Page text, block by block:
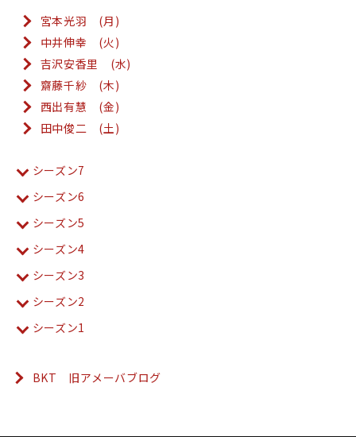
宮本光羽 (月)
中井伸幸 (火)
吉沢安香里 (水)
齋藤千紗 (木)
西出有慧 (金)
田中俊二 (土)
シーズン7
シーズン6
シーズン5
シーズン4
シーズン3
シーズン2
シーズン1
BKT 旧アメーバブログ